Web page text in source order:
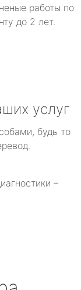
работы по
до 2 лет.
услуг
будь то
–